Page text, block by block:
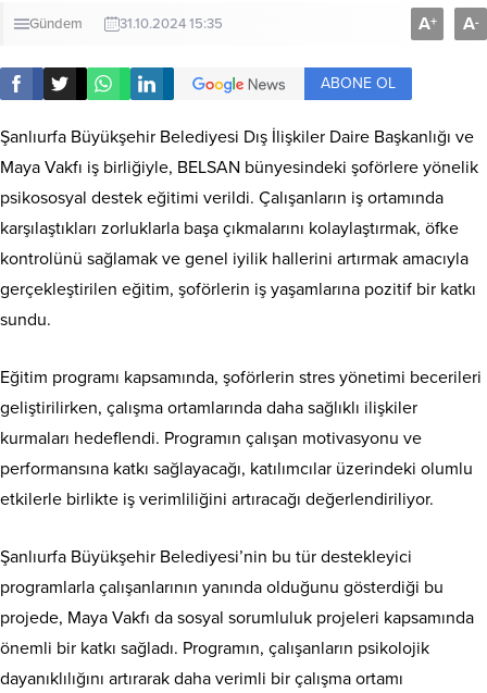
Gündem 31.10.2024 15:35 A+ A-
ABONE OL
Şanlıurfa Büyükşehir Belediyesi Dış İlişkiler Daire Başkanlığı ve
Maya Vakfı iş birliğiyle, BELSAN bünyesindeki şoförlere yönelik
psikososyal destek eğitimi verildi. Çalışanların iş ortamında
karşılaştıkları zorluklarla başa çıkmalarını kolaylaştırmak, öfke
kontrolünü sağlamak ve genel iyilik hallerini artırmak amacıyla
gerçekleştirilen eğitim, şoförlerin iş yaşamlarına pozitif bir katkı
sundu.
Eğitim programı kapsamında, şoförlerin stres yönetimi becerileri
geliştirilirken, çalışma ortamlarında daha sağlıklı ilişkiler
kurmaları hedeflendi. Programın çalışan motivasyonu ve
performansına katkı sağlayacağı, katılımcılar üzerindeki olumlu
etkilerle birlikte iş verimliliğini artıracağı değerlendiriliyor.
Şanlıurfa Büyükşehir Belediyesi’nin bu tür destekleyici
programlarla çalışanlarının yanında olduğunu gösterdiği bu
projede, Maya Vakfı da sosyal sorumluluk projeleri kapsamında
önemli bir katkı sağladı. Programın, çalışanların psikolojik
dayanıklılığını artırarak daha verimli bir çalışma ortamı